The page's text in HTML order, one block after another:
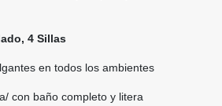
4 Sillas
en todos los ambientes
con baño completo y litera